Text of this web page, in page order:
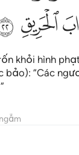
ﲺ
khỏi hình
“Các